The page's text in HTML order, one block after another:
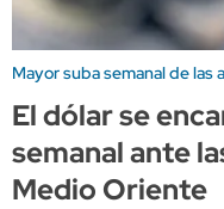
Mayor suba semanal de las
El dólar se
semanal ante
Medio Oriente